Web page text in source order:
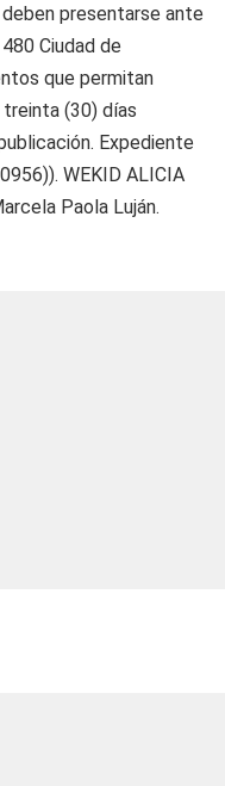
presentarse ante
Ciudad de
que permitan
(30) días
Expediente
WEKID ALICIA
Paola Luján.